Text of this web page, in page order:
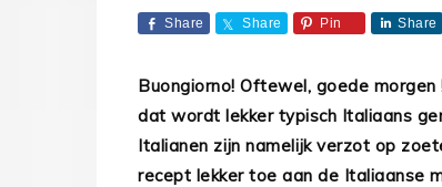
Share Share Pin Share
Buongiorno! Oftewel, goede
dat wordt lekker typisch Italiaans
Italianen zijn namelijk verzot op
recept lekker toe aan de Italiaanse